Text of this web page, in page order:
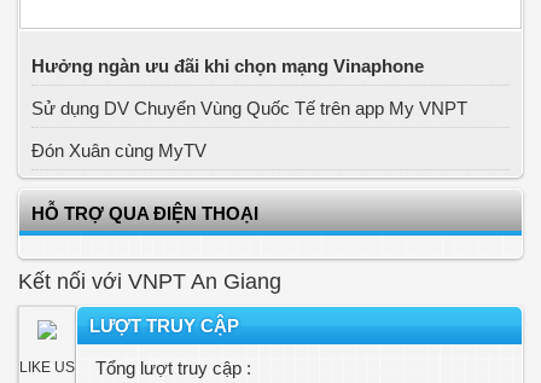
Hưởng ngàn ưu đãi khi chọn mạng Vinaphone
Sử dụng DV Chuyển Vùng Quốc Tế trên app My VNPT
Đón Xuân cùng MyTV
HỖ TRỢ QUA ĐIỆN THOẠI
Kết nối với VNPT An Giang
LIKE US
LƯỢT TRUY CẬP
Tổng lượt truy cập :